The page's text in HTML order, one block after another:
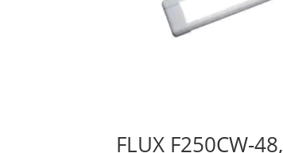
FLUX F250CW-48,